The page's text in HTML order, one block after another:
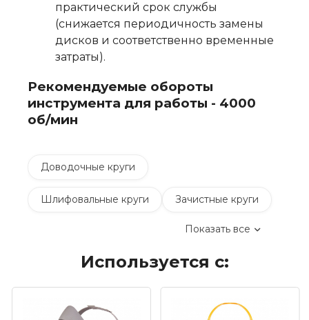
практический срок службы
(снижается периодичность замены
дисков и соответственно временные
затраты).
Рекомендуемые обороты
инструмента для работы - 4000
об/мин
Доводочные круги
Шлифовальные круги Зачистные круги
Круги лепестковые торцевые шлифовальные
(КЛТ)
Шлифовальные круги на липучке Velcro
Показать все
Используется с: